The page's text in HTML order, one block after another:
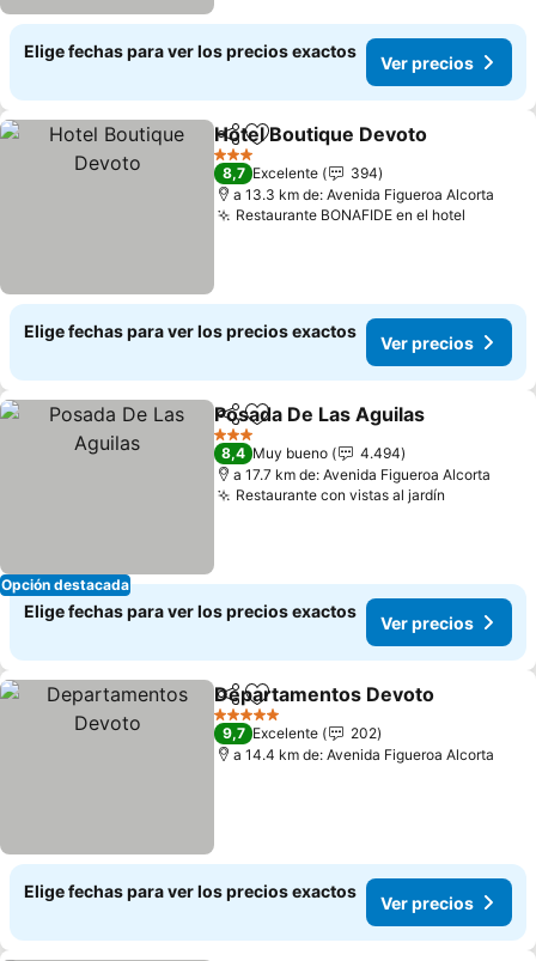
Elige fechas para ver los precios exactos
Ver precios
CompartirAgregar a favoritos
Hotel Boutique Devoto
3 Estrellas
8,7 Excelente
394
a 13.3 km de: Avenida Figueroa Alcorta
Restaurante BONAFIDE en el hotel
Elige fechas para ver los precios exactos
Ver precios
Opción destacada
CompartirAgregar a favoritos
Posada De Las Aguilas
3 Estrellas
8,4 Muy bueno
4.494
a 17.7 km de: Avenida Figueroa Alcorta
Restaurante con vistas al jardín
Elige fechas para ver los precios exactos
Ver precios
CompartirAgregar a favoritos
Departamentos Devoto
5 Estrellas
9,7 Excelente
202
a 14.4 km de: Avenida Figueroa Alcorta
Elige fechas para ver los precios exactos
Ver precios